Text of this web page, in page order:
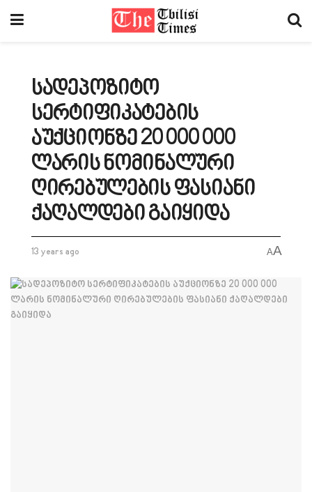
სადეპოზიტო
სერტიფიკატების
აუქციონზე 20 000 000
ლარის ნომინალური
ღირებულების ფასიანი
ქაღალდები გაიყიდა
13 years ago AA